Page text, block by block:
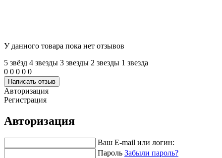
У данного товара пока нет отзывов
5 звёзд 4 звeзды 3 звeзды 2 звeзды 1 звeзда
0 0 0 0 0
Написать отзыв
Авторизация
Регистрация
Авторизация
Ваш E-mail или логин:
Пароль Забыли пароль?